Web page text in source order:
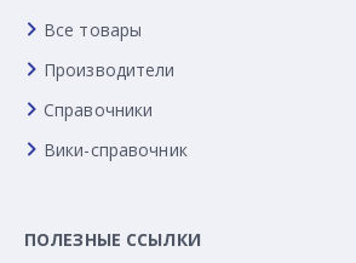
Все товары
Производители
Справочники
Вики-справочник
ПОЛЕЗНЫЕ ССЫЛКИ